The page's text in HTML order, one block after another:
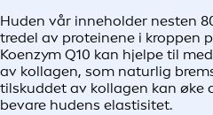
Huden vår inneholder nesten
tredel av proteinene i kroppen
Koenzym Q10 kan hjelpe til
av kollagen, som naturlig
tilskuddet av kollagen kan øke
bevare hudens elastisitet.